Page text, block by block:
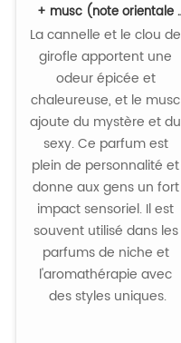
+ musc (note orientale
épicée)
La cannelle et le clou de
girofle apportent une
odeur épicée et
chaleureuse, et le musc
ajoute du mystère et du
sexy. Ce parfum est
plein de personnalité et
donne aux gens un fort
impact sensoriel. Il est
souvent utilisé dans les
parfums de niche et
l'aromathérapie avec
des styles uniques.